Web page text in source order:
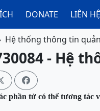
DONATE LIÊN HỆ
Hệ thống thông tin quản
- Hệ

phần tử có thể tương tác